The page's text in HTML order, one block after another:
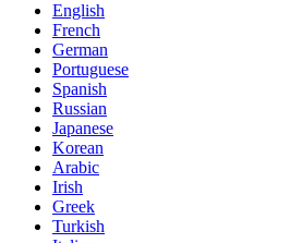
English
French
German
Portuguese
Spanish
Russian
Japanese
Korean
Arabic
Irish
Greek
Turkish